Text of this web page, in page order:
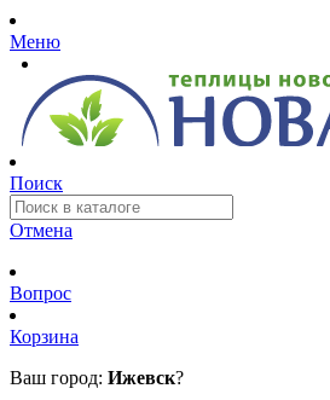
Меню
Поиск
Отмена
Вопрос
Корзина
Ваш город: Ижевск?